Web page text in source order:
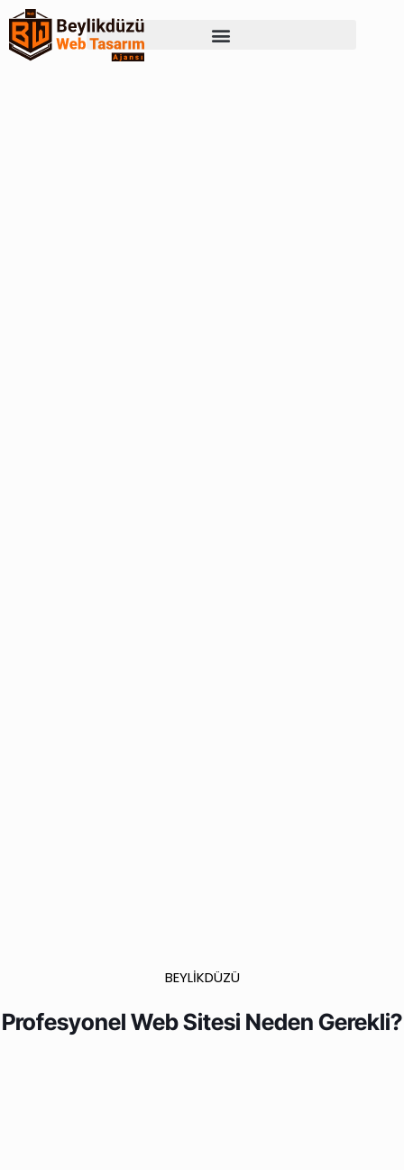
BEYLİKDÜZÜ
Profesyonel Web Sitesi Neden Gerekli?